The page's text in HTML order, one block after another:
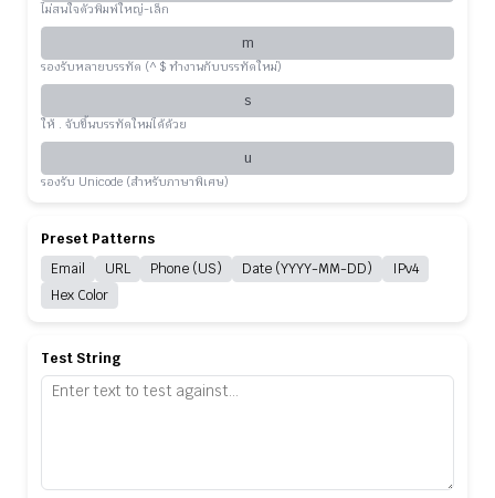
ไม่สนใจตัวพิมพ์ใหญ่-เล็ก
m
รองรับหลายบรรทัด (^ $ ทำงานกับบรรทัดใหม่)
s
ให้ . จับขึ้นบรรทัดใหม่ได้ด้วย
u
รองรับ Unicode (สำหรับภาษาพิเศษ)
Preset Patterns
Email
URL Phone (US) Date (YYYY-MM-DD)
IPv4
Hex Color
Test String